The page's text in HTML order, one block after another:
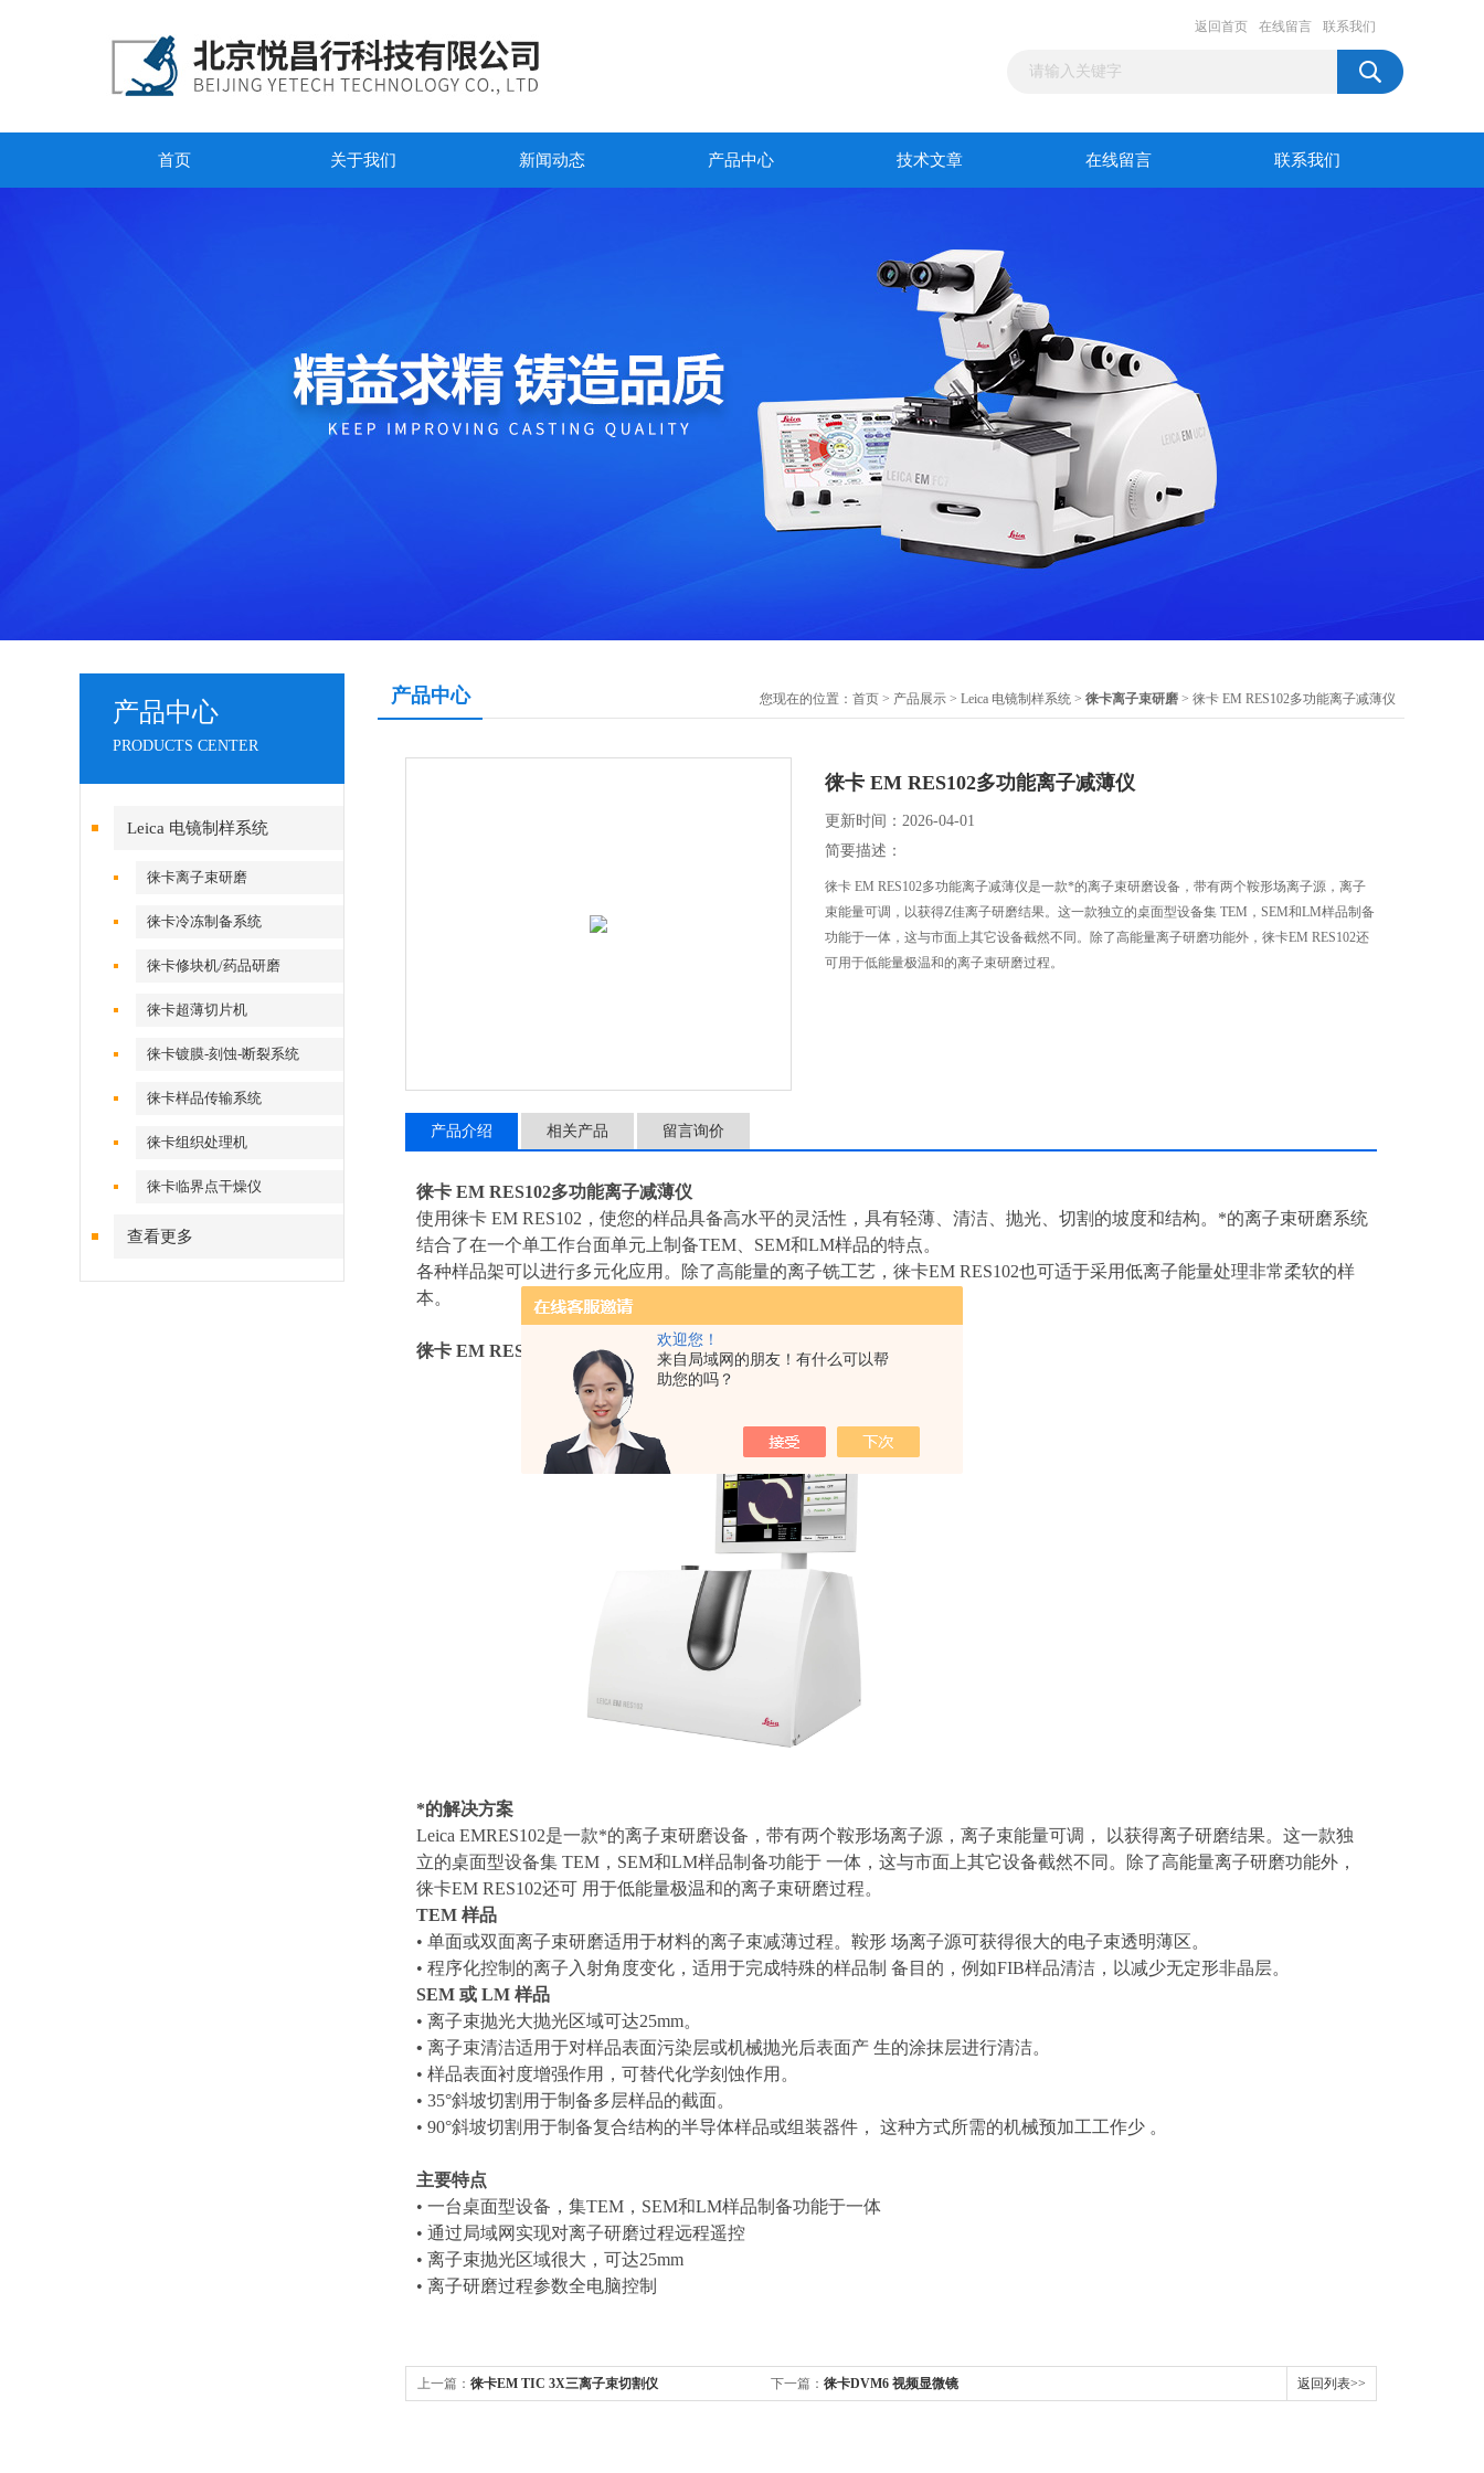
欢迎您！
来自局域网的朋友！有什么可以帮
助您的吗？
返回首页 在线留言 联系我们
首页 关于我们 新闻动态 产品中心 技术文章 在线留言 联系我们
产品中心
PRODUCTS CENTER
Leica 电镜制样系统
徕卡离子束研磨
徕卡冷冻制备系统
徕卡修块机/药品研磨
徕卡超薄切片机
徕卡镀膜-刻蚀-断裂系统
徕卡样品传输系统
徕卡组织处理机
徕卡临界点干燥仪
查看更多
产品中心 您现在的位置： 首页 > 产品展示 > Leica 电镜制样系统 > 徕卡离子束研磨 > 徕卡 EM RES102多功能离子减薄仪
徕卡 EM RES102多功能离子减薄仪
更新时间：2026-04-01
简要描述：
徕卡 EM RES102多功能离子减薄仪是一款*的离子束研磨设备，带有两个鞍形场离子源，离子
束能量可调，以获得Z佳离子研磨结果。这一款独立的桌面型设备集 TEM，SEM和LM样品制备
功能于一体，这与市面上其它设备截然不同。除了高能量离子研磨功能外，徕卡EM RES102还
可用于低能量极温和的离子束研磨过程。
产品介绍 相关产品 留言询价
徕卡 EM RES102多功能离子减薄仪
使用徕卡 EM RES102，使您的样品具备高水平的灵活性，具有轻薄、清洁、抛光、切割的坡度和结构。*的离子束研磨系统
结合了在一个单工作台面单元上制备TEM、SEM和LM样品的特点。
各种样品架可以进行多元化应用。除了高能量的离子铣工艺，徕卡EM RES102也可适于采用低离子能量处理非常柔软的样
本。
徕卡 EM RES102多功能离子减薄仪主要优势
*的解决方案
Leica EMRES102是一款*的离子束研磨设备，带有两个鞍形场离子源，离子束能量可调， 以获得离子研磨结果。这一款独
立的桌面型设备集 TEM，SEM和LM样品制备功能于 一体，这与市面上其它设备截然不同。除了高能量离子研磨功能外，
徕卡EM RES102还可 用于低能量极温和的离子束研磨过程。
TEM 样品
• 单面或双面离子束研磨适用于材料的离子束减薄过程。鞍形 场离子源可获得很大的电子束透明薄区。
• 程序化控制的离子入射角度变化，适用于完成特殊的样品制 备目的，例如FIB样品清洁，以减少无定形非晶层。
SEM 或 LM 样品
• 离子束抛光大抛光区域可达25mm。
• 离子束清洁适用于对样品表面污染层或机械抛光后表面产 生的涂抹层进行清洁。
• 样品表面衬度增强作用，可替代化学刻蚀作用。
• 35°斜坡切割用于制备多层样品的截面。
• 90°斜坡切割用于制备复合结构的半导体样品或组装器件， 这种方式所需的机械预加工工作少 。
主要特点
• 一台桌面型设备，集TEM，SEM和LM样品制备功能于一体
• 通过局域网实现对离子研磨过程远程遥控
• 离子束抛光区域很大，可达25mm
• 离子研磨过程参数全电脑控制
上一篇： 徕卡EM TIC 3X三离子束切割仪 下一篇： 徕卡DVM6 视频显微镜 返回列表>>